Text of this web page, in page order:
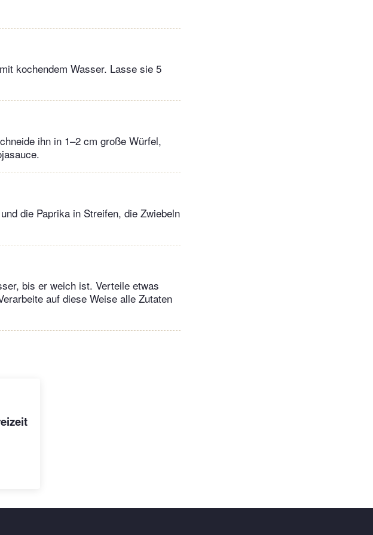
kochendem Wasser. Lasse sie 5
ihn in 1–2 cm große Würfel,
die Paprika in Streifen, die Zwiebeln
bis er weich ist. Verteile etwas
auf diese Weise alle Zutaten